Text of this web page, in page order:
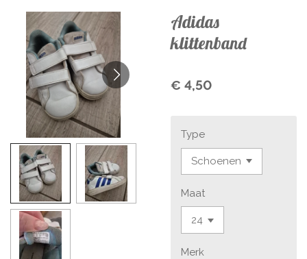
Adidas
klittenband
€ 4,50
Type
Maat
Merk